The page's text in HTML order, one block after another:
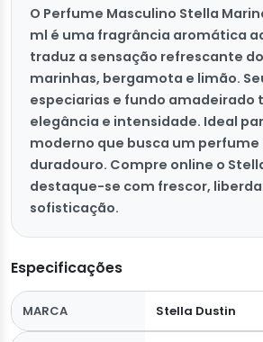
O Perfume Masculino Stella
ml é uma fragrância aromática
traduz a sensação refrescante
marinhas, bergamota e limão.
especiarias e fundo amadeirado
elegância e intensidade. Ideal
moderno que busca um
duradouro. Compre online o
destaque-se com frescor,
sofisticação.
Especificações
MARCA Stella Dustin